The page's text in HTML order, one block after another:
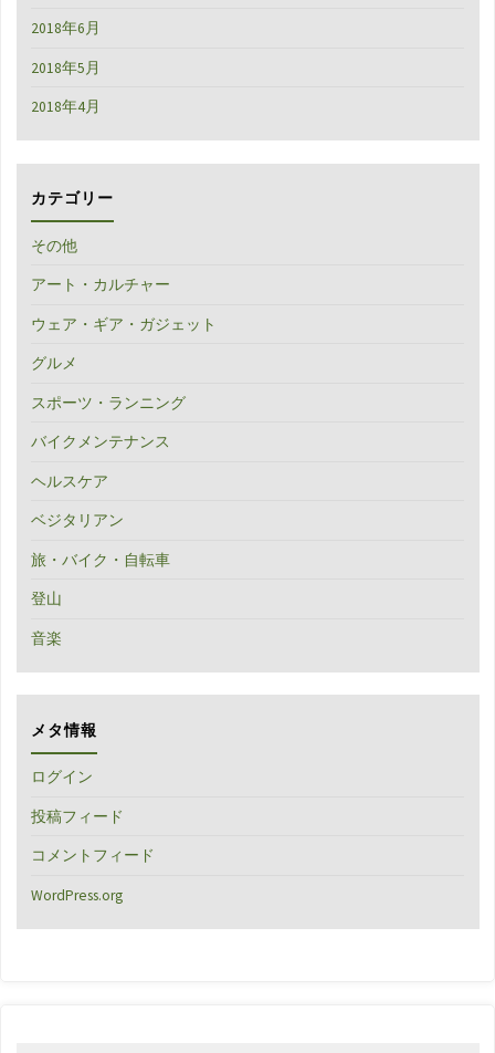
2018年6月
2018年5月
2018年4月
カテゴリー
その他
アート・カルチャー
ウェア・ギア・ガジェット
グルメ
スポーツ・ランニング
バイクメンテナンス
ヘルスケア
ベジタリアン
旅・バイク・自転車
登山
音楽
メタ情報
ログイン
投稿フィード
コメントフィード
WordPress.org